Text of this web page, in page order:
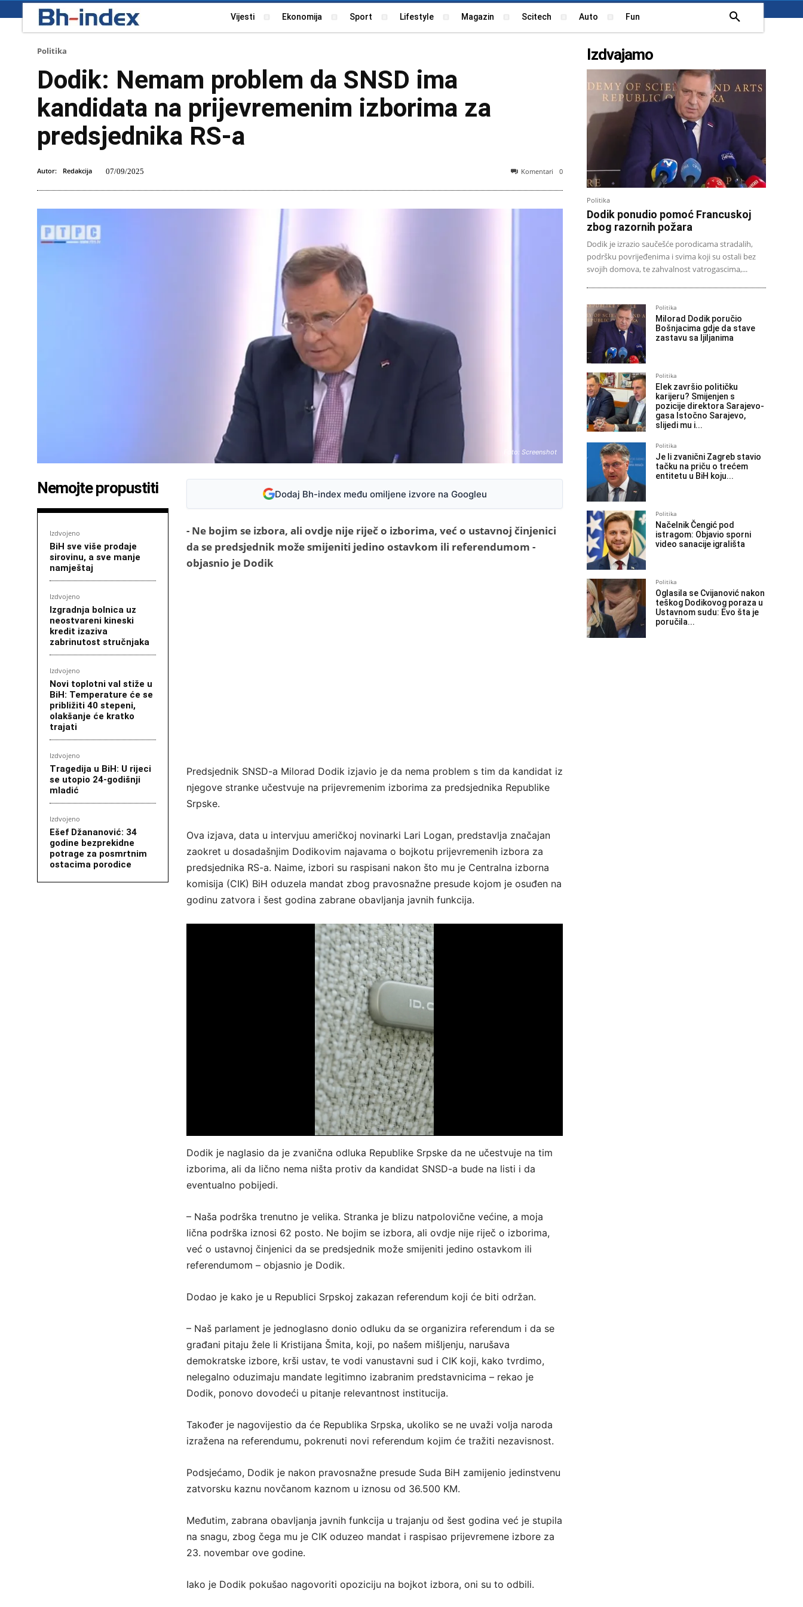
Vijesti Ekonomija Sport Lifestyle Magazin Scitech Auto Fun
Politika
Dodik: Nemam problem da SNSD ima
kandidata na prijevremenim izborima za
predsjednika RS-a
Autor: Redakcija 07/09/2025 Komentari 0
Foto: Screenshot
Nemojte propustiti
Izdvojeno
BiH sve više prodaje
sirovinu, a sve manje
namještaj
Izdvojeno
Izgradnja bolnica uz
neostvareni kineski
kredit izaziva
zabrinutost stručnjaka
Izdvojeno
Novi toplotni val stiže u
BiH: Temperature će se
približiti 40 stepeni,
olakšanje će kratko
trajati
Izdvojeno
Tragedija u BiH: U rijeci
se utopio 24-godišnji
mladić
Izdvojeno
Ešef Džananović: 34
godine bezprekidne
potrage za posmrtnim
ostacima porodice
Dodaj Bh-index među omiljene izvore na Googleu
- Ne bojim se izbora, ali ovdje nije riječ o izborima, već o ustavnoj činjenici
da se predsjednik može smijeniti jedino ostavkom ili referendumom -
objasnio je Dodik
Predsjednik SNSD-a Milorad Dodik izjavio je da nema problem s tim da kandidat iz
njegove stranke učestvuje na prijevremenim izborima za predsjednika Republike
Srpske.
Ova izjava, data u intervjuu američkoj novinarki Lari Logan, predstavlja značajan
zaokret u dosadašnjim Dodikovim najavama o bojkotu prijevremenih izbora za
predsjednika RS-a. Naime, izbori su raspisani nakon što mu je Centralna izborna
komisija (CIK) BiH oduzela mandat zbog pravosnažne presude kojom je osuđen na
godinu zatvora i šest godina zabrane obavljanja javnih funkcija.
Dodik je naglasio da je zvanična odluka Republike Srpske da ne učestvuje na tim
izborima, ali da lično nema ništa protiv da kandidat SNSD-a bude na listi i da
eventualno pobijedi.
– Naša podrška trenutno je velika. Stranka je blizu natpolovične većine, a moja
lična podrška iznosi 62 posto. Ne bojim se izbora, ali ovdje nije riječ o izborima,
već o ustavnoj činjenici da se predsjednik može smijeniti jedino ostavkom ili
referendumom – objasnio je Dodik.
Dodao je kako je u Republici Srpskoj zakazan referendum koji će biti održan.
– Naš parlament je jednoglasno donio odluku da se organizira referendum i da se
građani pitaju žele li Kristijana Šmita, koji, po našem mišljenju, narušava
demokratske izbore, krši ustav, te vodi vanustavni sud i CIK koji, kako tvrdimo,
nelegalno oduzimaju mandate legitimno izabranim predstavnicima – rekao je
Dodik, ponovo dovodeći u pitanje relevantnost institucija.
Također je nagovijestio da će Republika Srpska, ukoliko se ne uvaži volja naroda
izražena na referendumu, pokrenuti novi referendum kojim će tražiti nezavisnost.
Podsjećamo, Dodik je nakon pravosnažne presude Suda BiH zamijenio jedinstvenu
zatvorsku kaznu novčanom kaznom u iznosu od 36.500 KM.
Međutim, zabrana obavljanja javnih funkcija u trajanju od šest godina već je stupila
na snagu, zbog čega mu je CIK oduzeo mandat i raspisao prijevremene izbore za
23. novembar ove godine.
Iako je Dodik pokušao nagovoriti opoziciju na bojkot izbora, oni su to odbili.
Izdvajamo
Politika
Dodik ponudio pomoć Francuskoj
zbog razornih požara
Dodik je izrazio saučešće porodicama stradalih,
podršku povrijeđenima i svima koji su ostali bez
svojih domova, te zahvalnost vatrogascima,...
Politika
Milorad Dodik poručio
Bošnjacima gdje da stave
zastavu sa ljiljanima
Politika
Elek završio političku
karijeru? Smijenjen s
pozicije direktora Sarajevo-
gasa Istočno Sarajevo,
slijedi mu i...
Politika
Je li zvanični Zagreb stavio
tačku na priču o trećem
entitetu u BiH koju...
Politika
Načelnik Čengić pod
istragom: Objavio sporni
video sanacije igrališta
Politika
Oglasila se Cvijanović nakon
teškog Dodikovog poraza u
Ustavnom sudu: Evo šta je
poručila...